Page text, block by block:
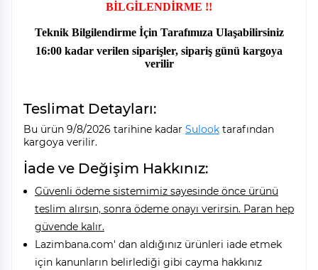
BİLGİLENDİRME !!
Teknik Bilgilendirme İçin Tarafımıza Ulaşabilirsiniz
16:00 kadar verilen siparişler, sipariş günü kargoya
verilir
Teslimat Detayları:
Bu ürün 9/8/2026 tarihine kadar Sulook tarafından
kargoya verilir.
İade ve Değişim Hakkınız:
Güvenli ödeme sistemimiz sayesinde önce ürünü
teslim alırsın, sonra ödeme onayı verirsin. Paran hep
güvende kalır.
Lazimbana.com' dan aldığınız ürünleri iade etmek
için kanunların belirlediği gibi cayma hakkınız